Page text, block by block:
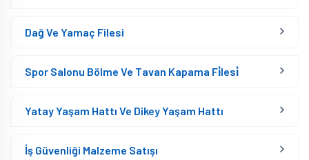
Dağ Ve Yamaç Filesi
Spor Salonu Bölme Ve Tavan Kapama Fi̇lesi̇
Yatay Yaşam Hattı Ve Dikey Yaşam Hattı
İş Güvenliği Malzeme Satışı